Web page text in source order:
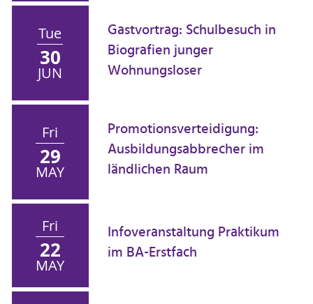
Tue
30
JUN
Gastvortrag: Schulbesuch in
Biografien junger
Wohnungsloser
Fri
29
MAY
Promotionsverteidigung:
Ausbildungsabbrecher im
ländlichen Raum
Fri
22
MAY
Infoveranstaltung Praktikum
im BA-Erstfach